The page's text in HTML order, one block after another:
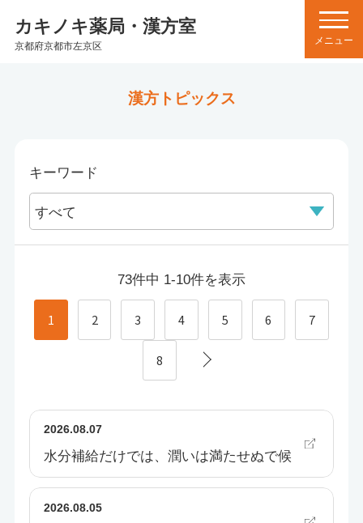
カキノキ薬局・漢方室
京都府京都市左京区
漢方トピックス
キーワード
73件中 1-10件を表示
1 2 3 4 5 6 7
8
2026.08.07
水分補給だけでは、潤いは満たせぬで候
2026.08.05